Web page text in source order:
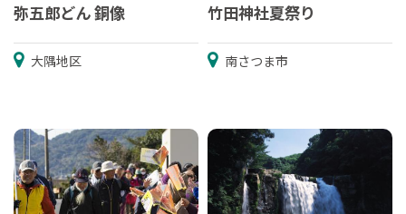
弥五郎どん 銅像
大隅地区
竹田神社夏祭り
南さつま市